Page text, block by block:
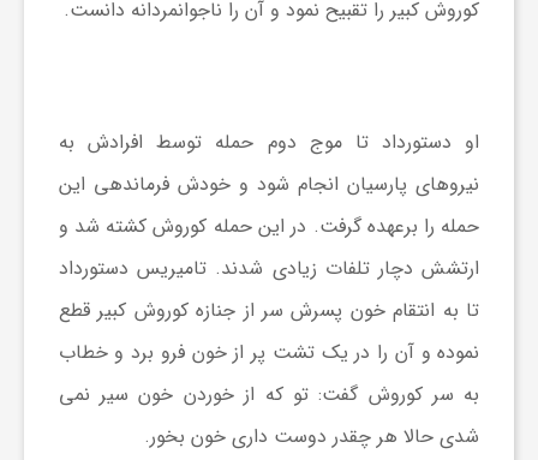
کوروش کبیر را تقبیح نمود و آن را ناجوانمردانه دانست.
او دستورداد تا موج دوم حمله توسط افرادش به
نیروهای پارسیان انجام شود و خودش فرماندهی این
حمله را برعهده گرفت. در این حمله کوروش کشته شد و
ارتشش دچار تلفات زیادی شدند. تامیریس دستورداد
تا به انتقام خون پسرش سر از جنازه کوروش کبیر قطع
نموده و آن را در یک تشت پر از خون فرو برد و خطاب
به سر کوروش گفت: تو که از خوردن خون سیر نمی
شدی حالا هر چقدر دوست داری خون بخور.